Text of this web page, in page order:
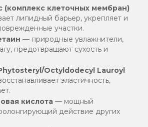
(комплекс клеточных мембран)
липидный барьер, укрепляет и
участки.
— природные увлажнители,
предотвращают сухость и
Octyldodecyl Lauroyl
эластичность,
кислота — мощный
действие других